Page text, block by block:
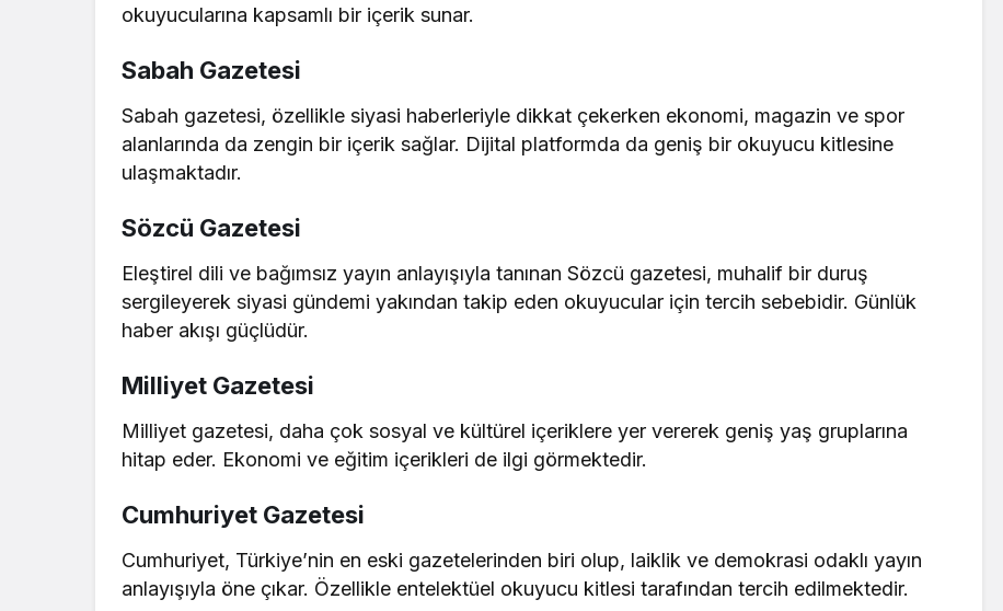
okuyucularına kapsamlı bir içerik sunar.
Sabah Gazetesi
Sabah gazetesi, özellikle siyasi haberleriyle dikkat çekerken ekonomi, magazin ve spor
alanlarında da zengin bir içerik sağlar. Dijital platformda da geniş bir okuyucu kitlesine
ulaşmaktadır.
Sözcü Gazetesi
Eleştirel dili ve bağımsız yayın anlayışıyla tanınan Sözcü gazetesi, muhalif bir duruş
sergileyerek siyasi gündemi yakından takip eden okuyucular için tercih sebebidir. Günlük
haber akışı güçlüdür.
Milliyet Gazetesi
Milliyet gazetesi, daha çok sosyal ve kültürel içeriklere yer vererek geniş yaş gruplarına
hitap eder. Ekonomi ve eğitim içerikleri de ilgi görmektedir.
Cumhuriyet Gazetesi
Cumhuriyet, Türkiye’nin en eski gazetelerinden biri olup, laiklik ve demokrasi odaklı yayın
anlayışıyla öne çıkar. Özellikle entelektüel okuyucu kitlesi tarafından tercih edilmektedir.